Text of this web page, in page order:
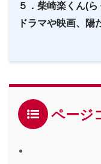
５．柴崎楽くん(
ドラマや映画、陽
ページ